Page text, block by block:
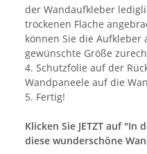
der Wandaufkleber
trockenen Fläche
können Sie die Aufkleber
gewünschte Größe
4. Schutzfolie auf der
Wandpaneele auf die
5. Fertig!
Klicken Sie JETZT auf "In
diese wunderschöne